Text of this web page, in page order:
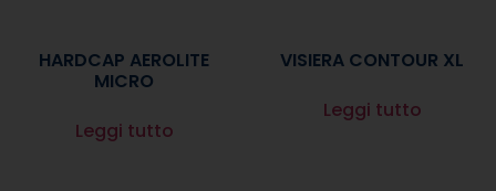
HARDCAP AEROLITE
MICRO
Leggi tutto
VISIERA CONTOUR XL
Leggi tutto